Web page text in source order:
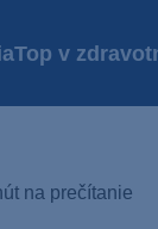
Top v
na prečítanie